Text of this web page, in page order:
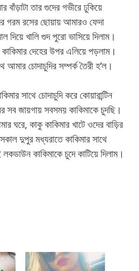
বাঁড়াটা তার গুদের গভীরে ঢুকিয়ে
গরম রসের ছোয়ায় আমারও ফেদা
দিয়ে খালি গুদ পুরো ভাসিয়ে দিলাম।
দেহের উপর এলিয়ে পড়লাম।
আমার চোদাচুদির সম্পর্ক তৈরী হ’ল।
সাথে চোদাচুদি করে কোয়ারান্টিন
সব জায়গায় সবসময় কাকিমাকে চুদছি।
ঘরে, কাকু কাকিমার খাটে ওদের বাড়ির
দুপুর মধ্যরাতে কাকিমার সাথে
কাকিমাকে চুদে কাটিয়ে দিলাম।